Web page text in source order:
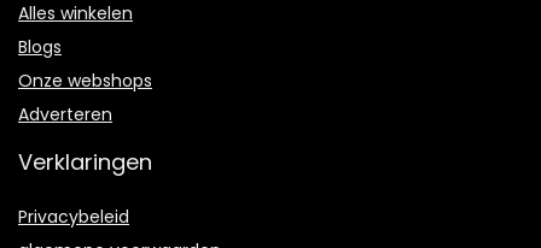
Alles winkelen
Blogs
Onze webshops
Adverteren
Verklaringen
Privacybeleid